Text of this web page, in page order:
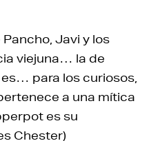
Javi y los
viejuna… la de
para los curiosos,
a una mítica
es su
Chester)